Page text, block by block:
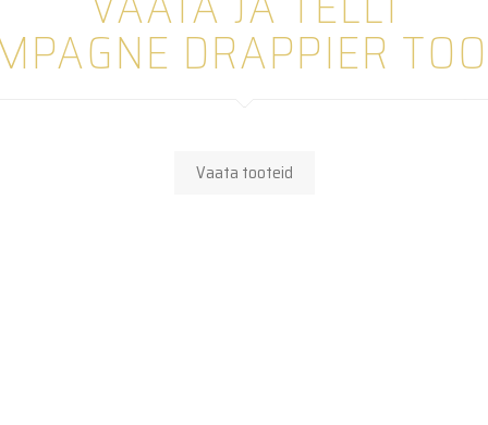
DRAPPIER
Vaata tooteid